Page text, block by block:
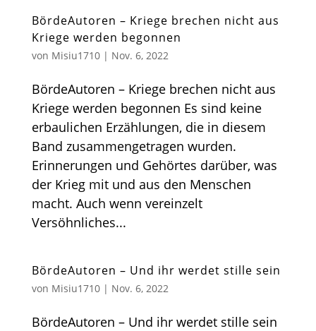
BördeAutoren – Kriege brechen nicht aus
Kriege werden begonnen
von Misiu1710| Nov. 6, 2022
BördeAutoren – Kriege brechen nicht aus
Kriege werden begonnen Es sind keine
erbaulichen Erzählungen, die in diesem
Band zusammengetragen wurden.
Erinnerungen und Gehörtes darüber, was
der Krieg mit und aus den Menschen
macht. Auch wenn vereinzelt
Versöhnliches...
BördeAutoren – Und ihr werdet stille sein
von Misiu1710| Nov. 6, 2022
BördeAutoren – Und ihr werdet stille sein